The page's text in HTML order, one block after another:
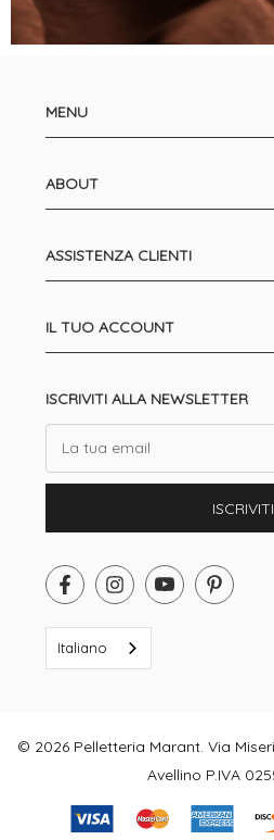
MENU
ABOUT
ASSISTENZA CLIENTI
IL TUO ACCOUNT
ISCRIVITI ALLA NEWSLETTER
ISCRIVITI
Italiano
© 2026 Pelletteria Marant. Via
Avellino P.IVA